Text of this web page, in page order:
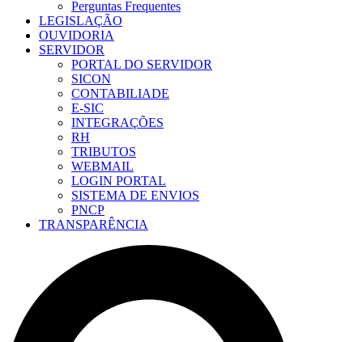
Perguntas Frequentes
LEGISLAÇÃO
OUVIDORIA
SERVIDOR
PORTAL DO SERVIDOR
SICON
CONTABILIADE
E-SIC
INTEGRAÇÕES
RH
TRIBUTOS
WEBMAIL
LOGIN PORTAL
SISTEMA DE ENVIOS
PNCP
TRANSPARÊNCIA